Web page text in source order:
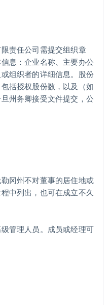
责任公司需提交组织章
息：企业名称、主要办公
组织者的详细信息。股份
括授权股份数，以及（如
州务卿接受文件提交，公
冈州不对董事的居住地或
中列出，也可在成立不久
管理人员。成员或经理可